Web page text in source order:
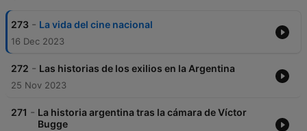
273 - La vida del cine nacional
16 Dec 2023
272 - Las historias de los exilios en la Argentina
25 Nov 2023
271 - La historia argentina tras la cámara de Víctor
Bugge